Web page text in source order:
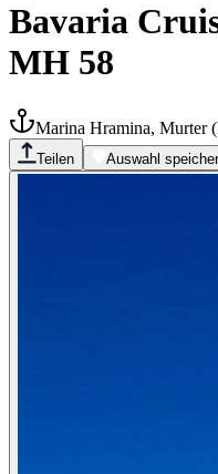
Bavaria
MH 58
Marina Hramina, Murter(
Teilen Auswahl